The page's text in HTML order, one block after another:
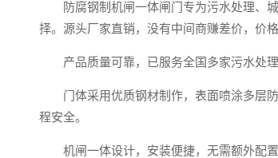
防腐钢制机闸一体闸门专为污水处理、
择。源头厂家直销，没有中间商赚差价，价格
产品质量可靠，已服务全国多家污水处
门体采用优质钢材制作，表面喷涂多层
程安全。
机闸一体设计，安装便捷，无需额外配